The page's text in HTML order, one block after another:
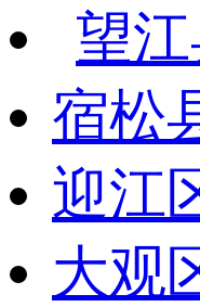
望
宿松
迎江
大观